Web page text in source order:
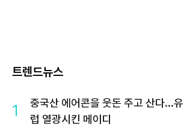
트렌드뉴스
1
중국산 에어콘을 웃돈 주고 산다...유
럽 열광시킨 메이디